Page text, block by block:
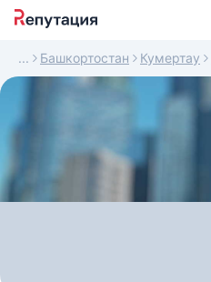
Башкортостан Кумертау